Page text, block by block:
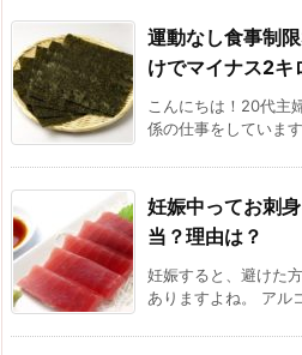
運動なし食事制
けでマイナス2キ
こんにちは！20代主
係の仕事をしていま
妊娠中ってお刺
当？理由は？
妊娠すると、避けた
ありますよね。 アル